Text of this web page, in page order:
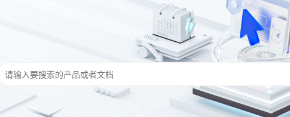
云服务器
云虚拟主机
域名注册